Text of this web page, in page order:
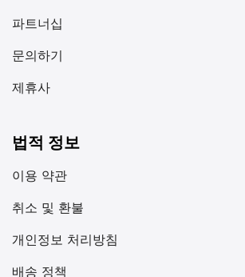
파트너십
문의하기
제휴사
법적 정보
이용 약관
취소 및 환불
개인정보 처리방침
배송 정책